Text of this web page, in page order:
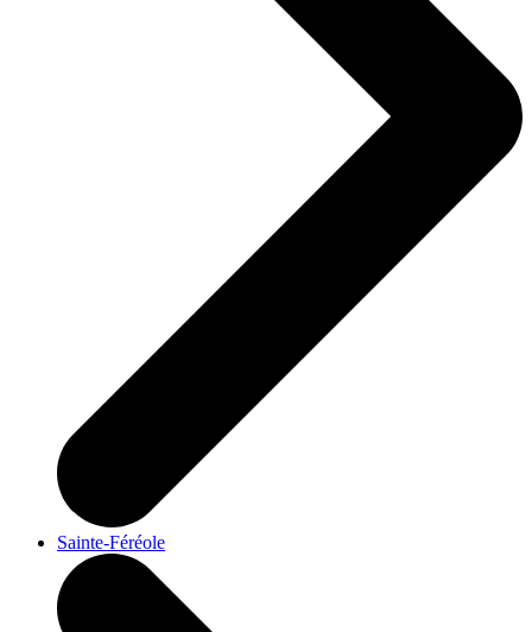
Sainte-Féréole